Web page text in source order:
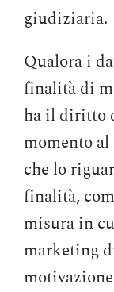
giudiziaria.
Qualora i
finalità di
ha il diritto
momento
che lo
finalità,
misura in
marketing